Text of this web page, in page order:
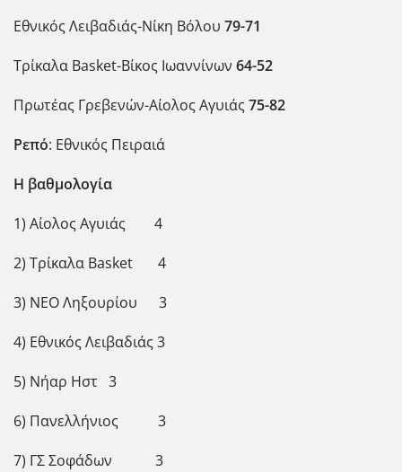
Εθνικός Λειβαδιάς-Νίκη Βόλου 79-71
Τρίκαλα Basket-Βίκος Ιωαννίνων 64-52
Πρωτέας Γρεβενών-Αίολος Αγυιάς75-82
Ρεπό: Εθνικός Πειραιά
Η βαθμολογία
1) Αίολος Αγυιάς 4
2) Τρίκαλα Basket 4
3) ΝΕΟ Ληξουρίου 3
4) Εθνικός Λειβαδιάς 3
5) Νήαρ Ηστ 3
6) Πανελλήνιος 3
7) ΓΣ Σοφάδων 3